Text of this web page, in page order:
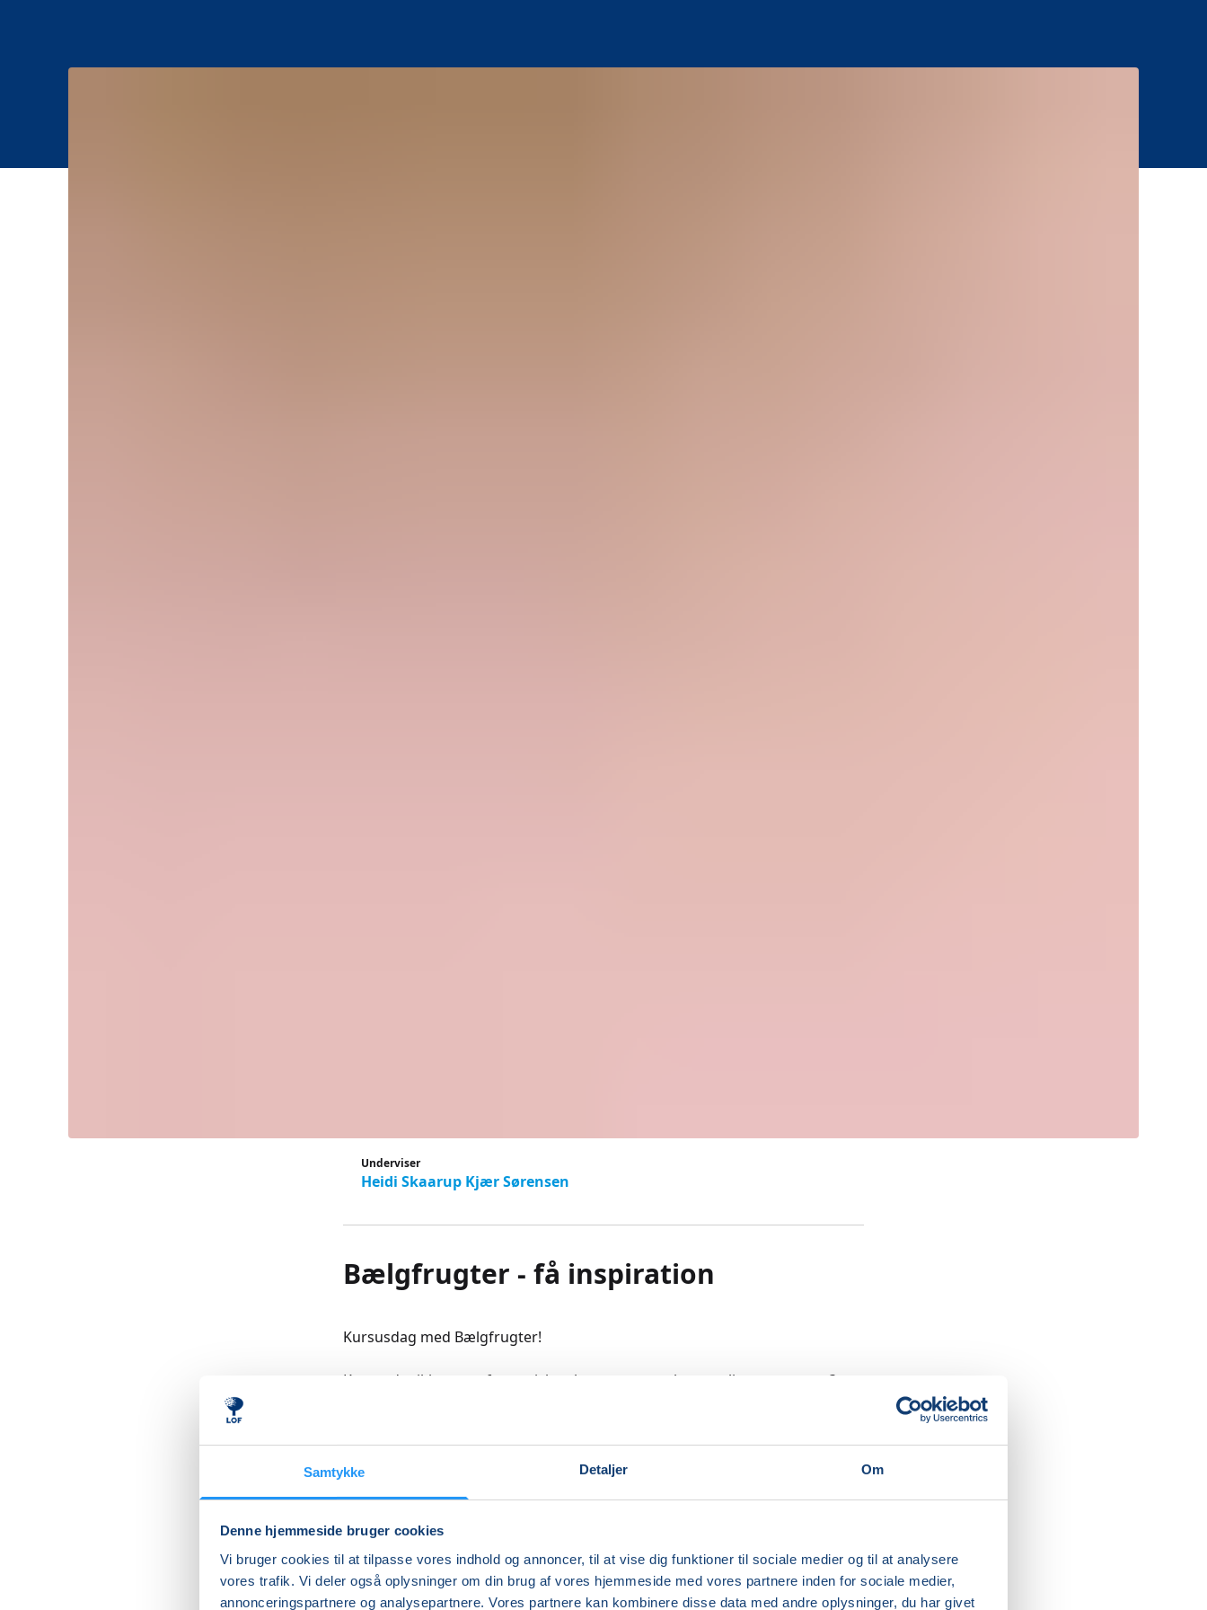
Samtykke Detaljer Om
Denne hjemmeside bruger cookies
Vi bruger cookies til at tilpasse vores indhold og annoncer, til at vise dig funktioner til sociale medier og til at analysere
vores trafik. Vi deler også oplysninger om din brug af vores hjemmeside med vores partnere inden for sociale medier,
annonceringspartnere og analysepartnere. Vores partnere kan kombinere disse data med andre oplysninger, du har givet
Underviser
Heidi Skaarup Kjær Sørensen
Bælgfrugter - få inspiration
Kursusdag med Bælgfrugter!
Kunne det ikke være fantastisk at lære mere om bønner, linser og ærter?
kost, blandt andet brugt som et alternativ til kød. Oftere ser vi også at
bælgfrugter indgår som ”fyld” i salaten, da den øger
Ved at komme med på en dag, som står i bælgfrugternes tegn, vil vi komme
til at beskæftige os med både, morgenmad, forretter, salater, hovedretter,
snacks og søde sager. Med andre ord, vil der være noget for enhver smag
og alle kan være med.